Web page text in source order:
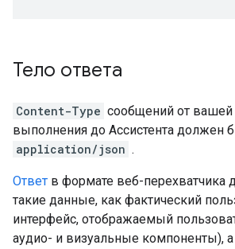
Тело ответа
Content-Type сообщений от вашей
выполнения до Ассистента должен
application/json .
Ответ в формате веб-перехватчика
такие данные, как фактический
интерфейс, отображаемый
аудио- и визуальные компоненты),